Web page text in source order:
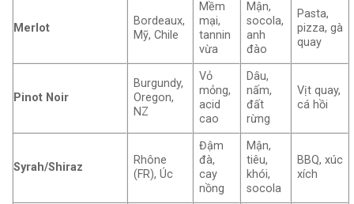
Merlot
Bordeaux,
Mỹ, Chile
Mềm
mại,
tannin
vừa
Mận,
socola,
anh
đào
Pasta,
pizza, gà
quay
Pinot Noir
Burgundy,
Oregon,
NZ
Vỏ
mỏng,
acid
cao
Dâu,
nấm,
đất
rừng
Vịt quay,
cá hồi
Syrah/Shiraz
Rhône
(FR), Úc
Đậm
đà,
cay
nồng
Mận,
tiêu,
khói,
socola
BBQ, xúc
xích